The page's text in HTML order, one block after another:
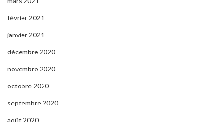
février 2021
janvier 2021
décembre 2020
novembre 2020
octobre 2020
septembre 2020
août 2020